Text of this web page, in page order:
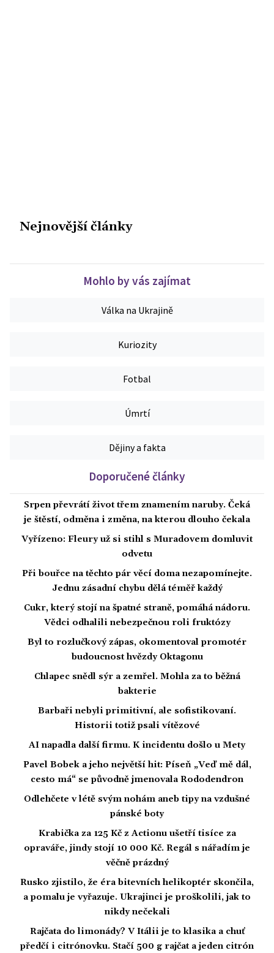
Nejnovější články
Mohlo by vás zajímat
Válka na Ukrajině
Kuriozity
Fotbal
Úmrtí
Dějiny a fakta
Doporučené články
Srpen převrátí život třem znamením naruby. Čeká
je štěstí, odměna i změna, na kterou dlouho čekala
Vyřízeno: Fleury už si stihl s Muradovem domluvit
odvetu
Při bouřce na těchto pár věcí doma nezapomínejte.
Jednu zásadní chybu dělá téměř každý
Cukr, který stojí na špatné straně, pomáhá nádoru.
Vědci odhalili nebezpečnou roli fruktózy
Byl to rozlučkový zápas, okomentoval promotér
budoucnost hvězdy Oktagonu
Chlapec snědl sýr a zemřel. Mohla za to běžná
bakterie
Barbaři nebyli primitivní, ale sofistikovaní.
Historii totiž psali vítězové
AI napadla další firmu. K incidentu došlo u Mety
Pavel Bobek a jeho největší hit: Píseň „Veď mě dál,
cesto má“ se původně jmenovala Rododendron
Odlehčete v létě svým nohám aneb tipy na vzdušné
pánské boty
Krabička za 125 Kč z Actionu ušetří tisíce za
opraváře, jindy stojí 10 000 Kč. Regál s nářadím je
věčně prázdný
Rusko zjistilo, že éra bitevních helikoptér skončila,
a pomalu je vyřazuje. Ukrajinci je proškolili, jak to
nikdy nečekali
Rajčata do limonády? V Itálii je to klasika a chuť
předčí i citrónovku. Stačí 500 g rajčat a jeden citrón